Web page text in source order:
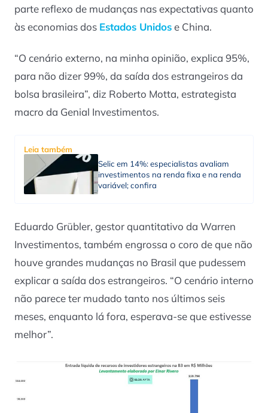
parte reflexo de mudanças nas expectativas quanto
às economias dos Estados Unidose China.
“O cenário externo, na minha opinião, explica 95%,
para não dizer 99%, da saída dos estrangeiros da
bolsa brasileira”, diz Roberto Motta, estrategista
macro da Genial Investimentos.
Leia também
Selic em 14%: especialistas avaliam
investimentos na renda fixa e na renda
variável; confira
Eduardo Grübler, gestor quantitativo da Warren
Investimentos, também engrossa o coro de que não
houve grandes mudanças no Brasil que pudessem
explicar a saída dos estrangeiros. “O cenário interno
não parece ter mudado tanto nos últimos seis
meses, enquanto lá fora, esperava-se que estivesse
melhor”.